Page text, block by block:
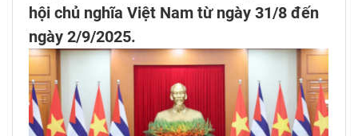
hội chủ nghĩa Việt Nam từ ngày 31/8 đến
ngày 2/9/2025.